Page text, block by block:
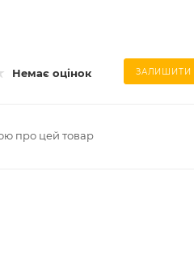
Немає оцінок ЗАЛИШИТИ
про цей товар